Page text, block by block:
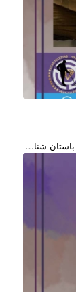
شنا…